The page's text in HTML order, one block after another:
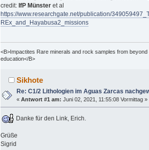
credit: IfP Münster et al
https://www.researchgate.net/publication/
REx_and_Hayabusa2_missions
<B>Impactites Rare minerals and rock samples from
education</B>
Sikhote
Re: C1/2 Lithologien im Aguas Zarcas
«Antwort #1 am: Juni 02, 2021, 11:55:08 Vormittag »
Danke für den Link, Erich.
Grüße
Sigrid